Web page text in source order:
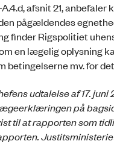
A.4.d, afsnit 21,
pågældendes
finder Rigspolitiet
en lægelig oplysning
betingelserne mv. for
udtalelse af 17.
på
til at rapporten som